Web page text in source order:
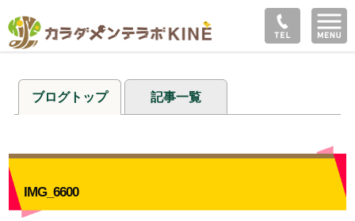
ブログトップ 記事一覧
IMG_6600